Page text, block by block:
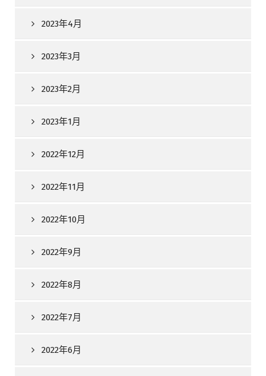
2023年4月
2023年3月
2023年2月
2023年1月
2022年12月
2022年11月
2022年10月
2022年9月
2022年8月
2022年7月
2022年6月